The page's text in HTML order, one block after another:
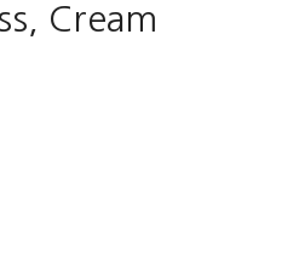
Cream